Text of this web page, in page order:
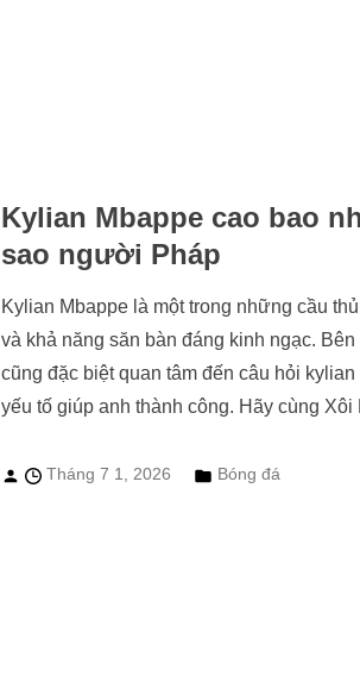
Kylian Mbappe cao bao
sao người Pháp
Kylian Mbappe là một trong những cầu
và khả năng săn bàn đáng kinh ngạc.
cũng đặc biệt quan tâm đến câu hỏi
yếu tố giúp anh thành công. Hãy cùng Xôi
Tháng 7 1, 2026 Bóng đá